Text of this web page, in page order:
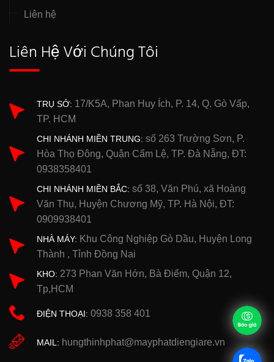
Liên hệ
Liên Hệ Với Chúng Tôi
TRỤ SỞ: 17/K5A, Phan Huy Ích, P. 14, Q. Gò Vấp,
TP. HCM
CHI NHÁNH MIỀN TRUNG: số 263 Trường Sơn, P.
Hòa Thọ Đông, Quận Cẩm Lệ, TP. Đà Nẵng, ĐT:
0938358401
CHI NHÁNH MIỀN BẮC: số 38, Văn Phú, xã Hoàng
Văn Thụ, Huyện Chương Mỹ, TP. Hà Nội, ĐT:
0909938401
NHÀ MÁY: Khu Công Nghiệp Gò Dầu, Huyện Long
Thành , Tỉnh Đồng Nai
KHO: 273 Phan Văn Hớn, Bà Điểm, Quận 12,
Tp,HCM
ĐIỆN THOẠI: 0938 358 401
MAIL: hungthinhphat@mayphatdiengiare.vn